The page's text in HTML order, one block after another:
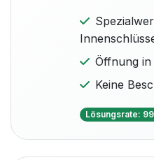
Öffnung
Keine
Lösungsrate: